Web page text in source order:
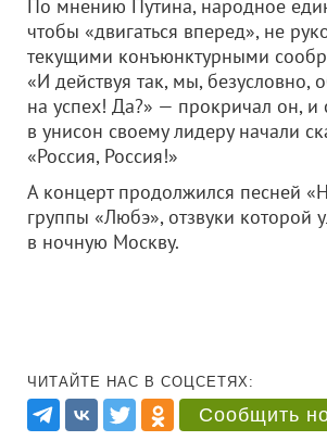
По мнению Путина, народное
чтобы «двигаться вперед», не
текущими конъюнктурными
«И действуя так, мы, безусловно,
на успех! Да?» — прокричал он, и
в унисон своему лидеру начали
«Россия, Россия!»
А концерт продолжился песней
группы «Любэ», отзвуки которой
в ночную Москву.
ЧИТАЙТЕ НАС В СОЦСЕТЯХ:
Сообщить